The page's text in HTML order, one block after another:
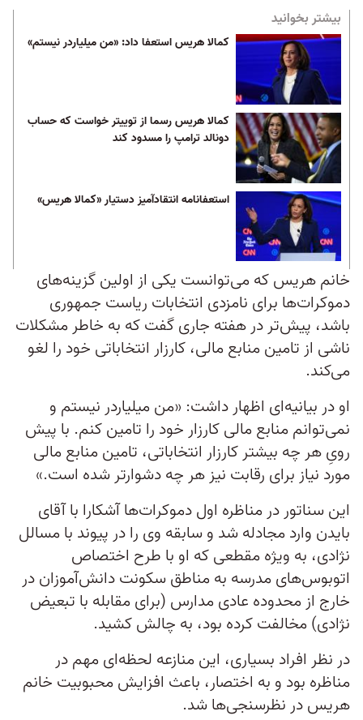
بیشتر بخوانید
کمالا هریس استعفا داد: «من میلیاردر نیستم»
کمالا هریس رسما از توییتر خواست که حساب
دونالد ترامپ را مسدود کند
استعفانامه انتقادآمیز دستیار «کمالا هریس»
خانم هریس که می‌توانست یکی از اولین گزینه‌های
دموکرات‌ها برای نامزدی انتخابات ریاست جمهوری
باشد، پیش‌تر در هفته جاری گفت که به خاطر مشکلات
ناشی از تامین منابع مالی، کارزار انتخاباتی خود را لغو
می‌کند.
او در بیانیه‌ای اظهار داشت: «من میلیاردر نیستم و
نمی‌توانم منابع مالی کارزار خود را تامین کنم. با پیش‌
رویِ هر چه بیشتر کارزار انتخاباتی، تامین منابع مالی
مورد نیاز برای رقابت نیز هر چه دشوارتر شده است.»
این سناتور در مناظره اول دموکرات‌ها آشکارا با آقای
بایدن وارد مجادله شد و سابقه وی را در پیوند با مسالل
نژادی، به ویژه مقطعی که او با طرح اختصاص
اتوبوس‌های مدرسه به مناطق سکونت دانش‌آموزان در
خارج از محدوده عادی مدارس (برای مقابله با تبعیض
نژادی) مخالفت کرده بود، به چالش کشید.
در نظر افراد بسیاری، این منازعه لحظه‌ای مهم در
مناظره بود و به اختصار، باعث افزایش محبوبیت خانم
هریس در نظرسنجی‌ها شد.